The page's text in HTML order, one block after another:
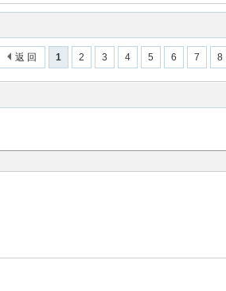
1 2 3 4 5 6 7 8
返 回